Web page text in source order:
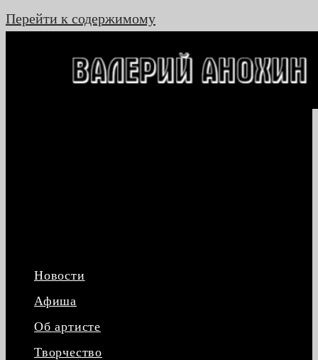
Перейти к содержимому
Новости
Афиша
Об артисте
Творчество